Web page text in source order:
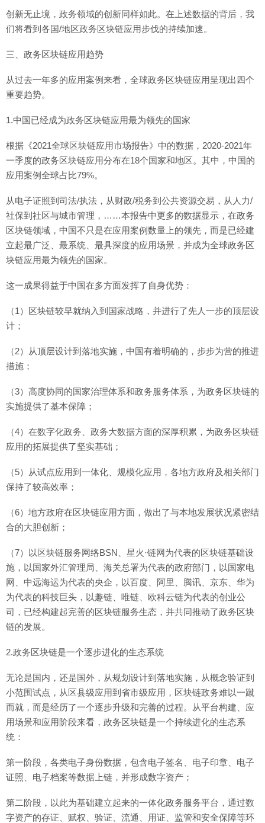
创新无止境，政务领域的创新同样如此。在上述数据的背后，我
们将看到各国/地区政务区块链应用步伐的持续加速。
三、政务区块链应用趋势
从过去一年多的应用案例来看，全球政务区块链应用呈现出四个
重要趋势。
1.中国已经成为政务区块链应用最为领先的国家
根据《2021全球区块链应用市场报告》中的数据，2020-2021年
一季度的政务区块链应用分布在18个国家和地区。其中，中国的
应用案例全球占比79%。
从电子证照到司法/执法，从财政/税务到公共资源交易，从人力/
社保到社区与城市管理，……本报告中更多的数据显示，在政务
区块链领域，中国不只是在应用案例数量上的领先，而是已经建
立起最广泛、最系统、最具深度的应用场景，并成为全球政务区
块链应用最为领先的国家。
这一成果得益于中国在多方面发挥了自身优势：
（1）区块链较早就纳入到国家战略，并进行了先人一步的顶层设
计；
（2）从顶层设计到落地实施，中国有着明确的，步步为营的推进
措施；
（3）高度协同的国家治理体系和政务服务体系，为政务区块链的
实施提供了基本保障；
（4）在数字化政务、政务大数据方面的深厚积累，为政务区块链
应用的拓展提供了坚实基础；
（5）从试点应用到一体化、规模化应用，各地方政府及相关部门
保持了较高效率；
（6）地方政府在区块链应用方面，做出了与本地发展状况紧密结
合的大胆创新；
（7）以区块链服务网络BSN、星火·链网为代表的区块链基础设
施，以国家外汇管理局、海关总署为代表的政府部门，以国家电
网、中远海运为代表的央企，以百度、阿里、腾讯、京东、华为
为代表的科技巨头，以趣链、唯链、欧科云链为代表的创业公
司，已经构建起完善的区块链服务生态，并共同推动了政务区块
链的发展。
2.政务区块链是一个逐步进化的生态系统
无论是国内，还是国外，从规划设计到落地实施，从概念验证到
小范围试点，从区县级应用到省市级应用，区块链政务难以一蹴
而就，而是经历了一个逐步升级和完善的过程。从平台构建、应
用场景和应用阶段来看，政务区块链是一个持续进化的生态系
统：
第一阶段，各类电子身份数据，包含电子签名、电子印章、电子
证照、电子档案等数据上链，并形成数字资产；
第二阶段，以此为基础建立起来的一体化政务服务平台，通过数
字资产的存证、赋权、验证、流通、用证、监管和安全保障等环